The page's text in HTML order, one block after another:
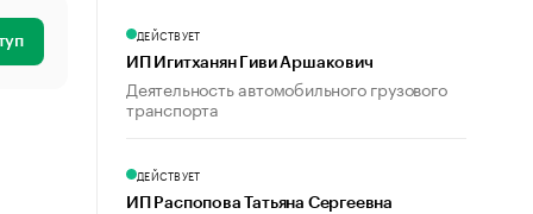
ДЕЙСТВУЕТ
ИП Игитханян Гиви Аршакович
Деятельность автомобильного грузового
транспорта
ДЕЙСТВУЕТ
ИП Распопова Татьяна Сергеевна